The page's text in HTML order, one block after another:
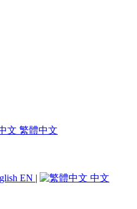
繁體中文
EN | 中文